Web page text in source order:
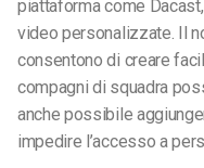
piattaforma come
video personalizzate. Il
consentono di creare
compagni di squadra
anche possibile
impedire l’accesso a